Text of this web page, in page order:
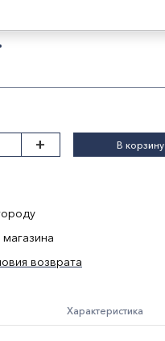
Характеристика
+ В корзину
возврата